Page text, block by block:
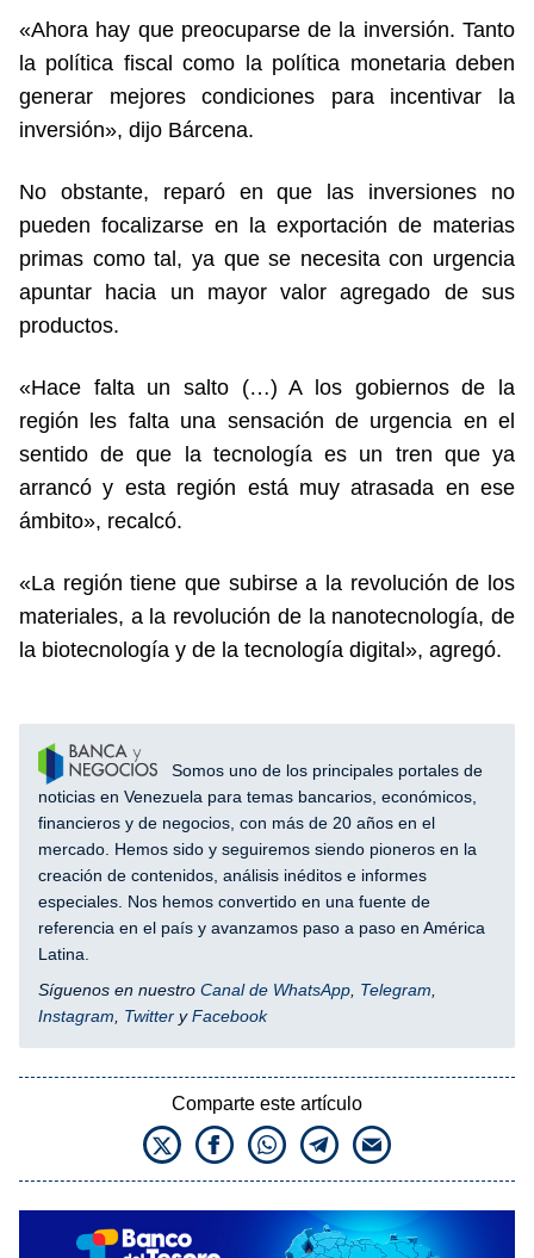
«Ahora hay que preocuparse de la inversión. Tanto
la política fiscal como la política monetaria deben
generar mejores condiciones para incentivar la
inversión», dijo Bárcena.
No obstante, reparó en que las inversiones no
pueden focalizarse en la exportación de materias
primas como tal, ya que se necesita con urgencia
apuntar hacia un mayor valor agregado de sus
productos.
«Hace falta un salto (…) A los gobiernos de la
región les falta una sensación de urgencia en el
sentido de que la tecnología es un tren que ya
arrancó y esta región está muy atrasada en ese
ámbito», recalcó.
«La región tiene que subirse a la revolución de los
materiales, a la revolución de la nanotecnología, de
la biotecnología y de la tecnología digital», agregó.
Somos uno de los principales portales de
noticias en Venezuela para temas bancarios, económicos,
financieros y de negocios, con más de 20 años en el
mercado. Hemos sido y seguiremos siendo pioneros en la
creación de contenidos, análisis inéditos e informes
especiales. Nos hemos convertido en una fuente de
referencia en el país y avanzamos paso a paso en América
Latina.
Síguenos en nuestro Canal de WhatsApp, Telegram,
Instagram, Twitter yFacebook
Comparte este artículo